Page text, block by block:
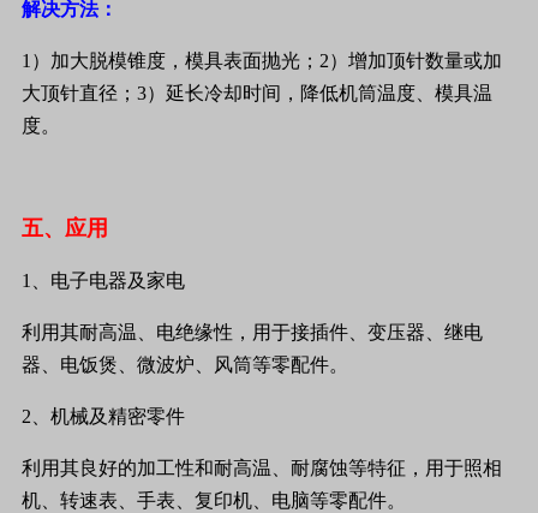
解决方法：
1 ）加大脱模锥度，模具表面抛光； 2）增加顶针数量或加
大顶针直径； 3）延长冷却时间，降低机筒温度、模具温
度。
五、应用
1 、电子电器及家电
利用其耐高温、电绝缘性，用于接插件、变压器、继电
器、电饭煲、微波炉、风筒等零配件。
2 、机械及精密零件
利用其良好的加工性和耐高温、耐腐蚀等特征，用于照相
机、转速表、手表、复印机、电脑等零配件。